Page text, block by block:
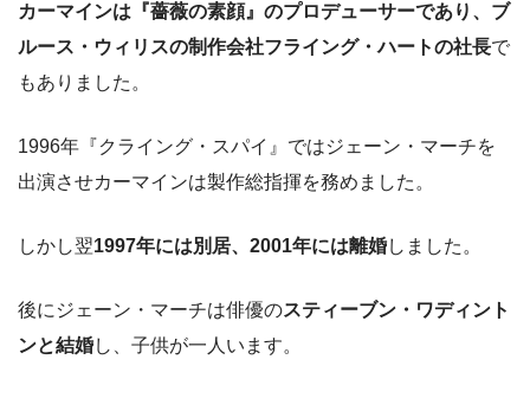
カーマインは『薔薇の素顔』のプロデューサーであり、ブ
ルース・ウィリスの制作会社フライング・ハートの社長で
もありました。
1996年『クライング・スパイ』ではジェーン・マーチを
出演させカーマインは製作総指揮を務めました。
しかし翌1997年には別居、2001年には離婚しました。
後にジェーン・マーチは俳優のスティーブン・ワディント
ンと結婚し、子供が一人います。